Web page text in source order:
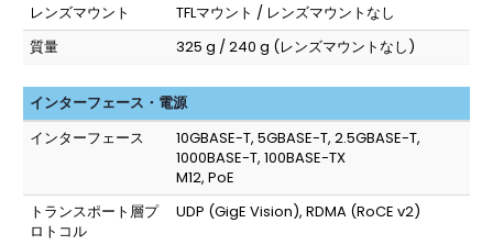
レンズマウント
TFLマウント / レンズマウントなし
質量
325 g / 240 g (レンズマウントなし)
インターフェース・電源
インターフェース
10GBASE-T, 5GBASE-T, 2.5GBASE-T,
1000BASE-T, 100BASE-TX
M12, PoE
トランスポート層プ
ロトコル
UDP (GigE Vision), RDMA (RoCE v2)